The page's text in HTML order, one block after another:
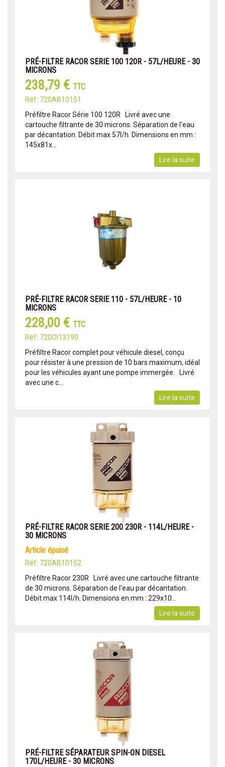
PRÉ-FILTRE RACOR SERIE 100 120R - 57L/HEURE - 30
MICRONS
238,79 € TTC
Réf: 720AB10151
Préfiltre Racor Série 100 120R Livré avec une
cartouche filtrante de 30 microns. Séparation de l'eau
par décantation. Débit max 57l/h. Dimensions en mm :
145x81x...
Lire la suite
PRÉ-FILTRE RACOR SERIE 110 - 57L/HEURE - 10
MICRONS
228,00 € TTC
Réf: 720OI13190
Préfiltre Racor complet pour véhicule diesel, conçu
pour résister à une pression de 10 bars maximum, idéal
pour les véhicules ayant une pompe immergée. Livré
avec une c...
Lire la suite
PRÉ-FILTRE RACOR SERIE 200 230R - 114L/HEURE -
30 MICRONS
article épuisé
Réf: 720AB10152
Préfiltre Racor 230R Livré avec une cartouche filtrante
de 30 microns. Séparation de l'eau par décantation.
Débit max 114l/h. Dimensions en mm : 229x10...
Lire la suite
PRÉ-FILTRE SÉPARATEUR SPIN-ON DIESEL
170L/HEURE - 30 MICRONS